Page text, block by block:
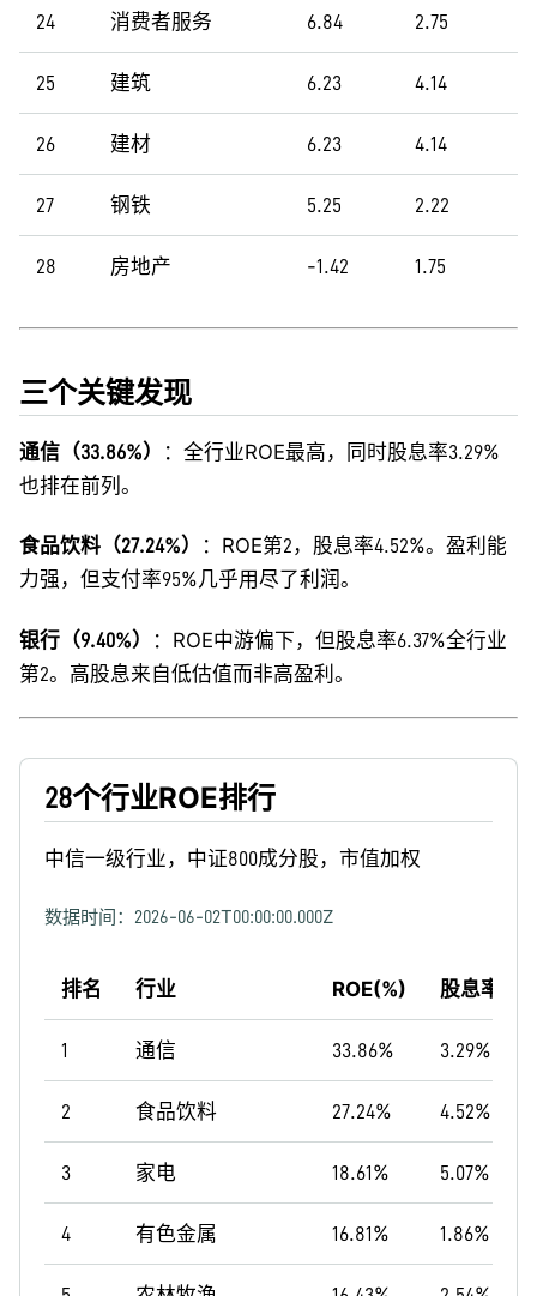
24 消费者服务 6.84 2.75
25 建筑 6.23 4.14
26 建材 6.23 4.14
27 钢铁 5.25 2.22
28 房地产 -1.42 1.75
三个关键发现
通信（33.86%）
：全行业ROE最高，同时股息率3.29%
也排在前列。
食品饮料（27.24%）
：ROE第2，股息率4.52%。盈利能
力强，但支付率95%几乎用尽了利润。
银行（9.40%）
：ROE中游偏下，但股息率6.37%全行业
第2。高股息来自低估值而非高盈利。
28个行业ROE排行
中信一级行业，中证800成分股，市值加权
数据时间： 2026-06-02T00:00:00.000Z
排名 行业 ROE(%) 股息率(%)
1 通信 33.86% 3.29%
2 食品饮料 27.24% 4.52%
3 家电 18.61% 5.07%
4 有色金属 16.81% 1.86%